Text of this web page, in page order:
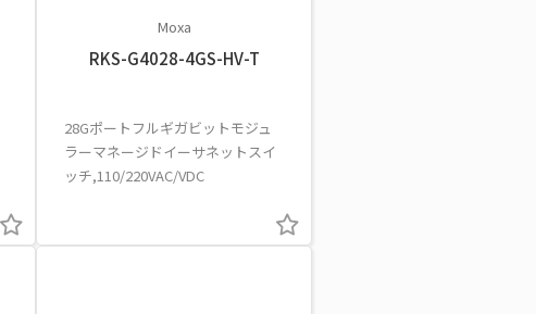
Moxa
RKS-G4028-4GS-HV-T
28Gポートフルギガビットモジュ
ラーマネージドイーサネットスイ
ッチ,110/220VAC/VDC